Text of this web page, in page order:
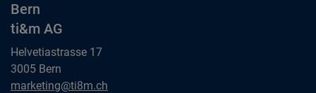
Bern
ti&m AG
Helvetiastrasse 17
3005 Bern
Bern
marketing@ti8m.ch